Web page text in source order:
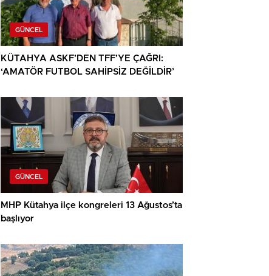
GÜNCEL
KÜTAHYA ASKF’DEN TFF’YE ÇAĞRI:
‘AMATÖR FUTBOL SAHİPSİZ DEĞİLDİR’
GÜNCEL
MHP Kütahya ilçe kongreleri 13 Ağustos’ta
başlıyor